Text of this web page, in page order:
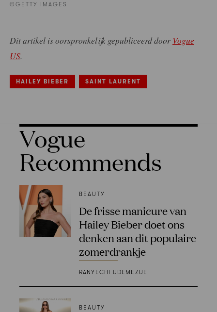
©GETTY IMAGES
Dit artikel is oorspronkelijk gepubliceerd door Vogue
US.
HAILEY BIEBER SAINT LAURENT
Vogue
Recommends
BEAUTY
De frisse manicure van
Hailey Bieber doet ons
denken aan dit populaire
zomerdrankje
RANYECHI UDEMEZUE
BEAUTY